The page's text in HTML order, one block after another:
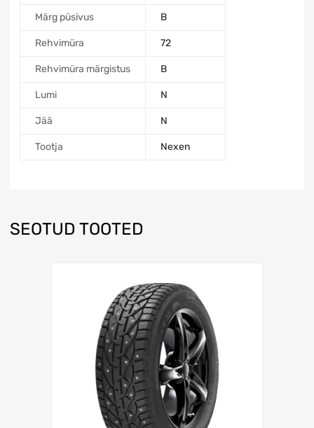
Märg püsivus B
Rehvimüra 72
Rehvimüra märgistus B
Lumi N
Jää N
Tootja Nexen
SEOTUD TOOTED